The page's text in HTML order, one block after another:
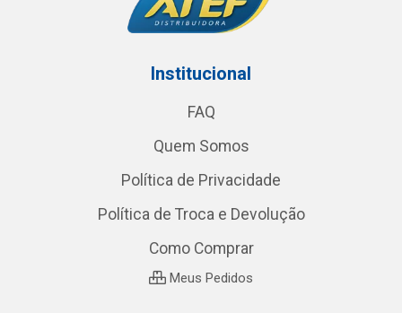
Institucional
FAQ
Quem Somos
Política de Privacidade
Política de Troca e Devolução
Como Comprar
Meus Pedidos